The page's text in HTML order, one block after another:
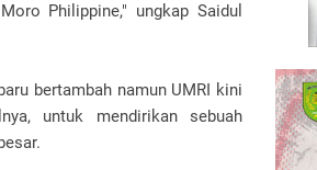
Philippine," ungkap Saidul
bertambah namun UMRI kini
untuk mendirikan sebuah